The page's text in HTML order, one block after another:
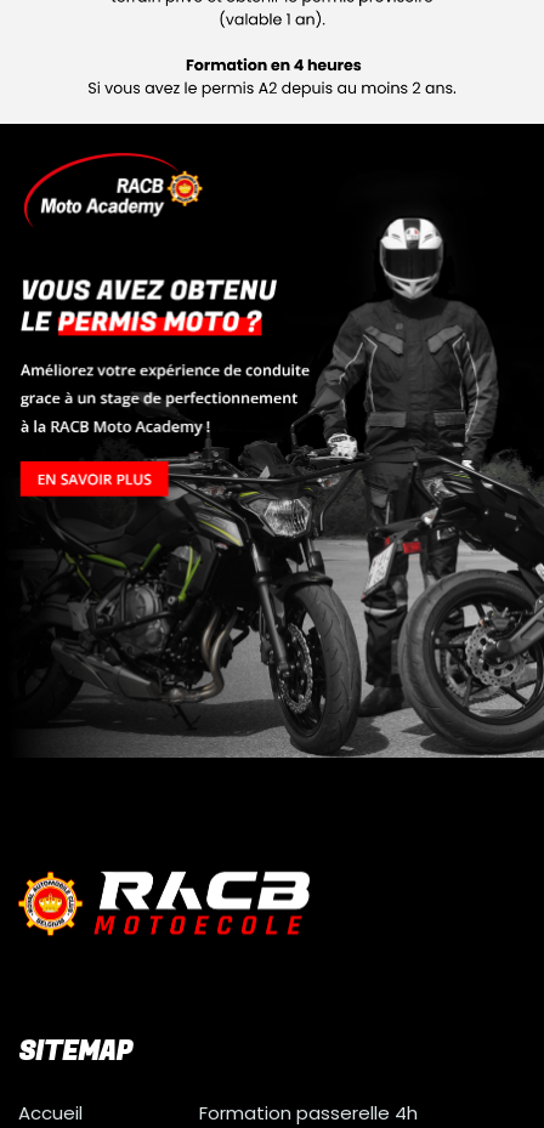
SITEMAP
Accueil
Formation passerelle 4h